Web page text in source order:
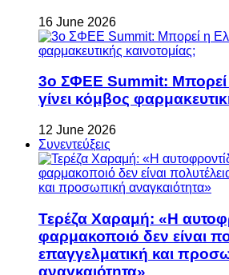
16 June 2026
3ο ΣΦΕΕ Summit:
γίνει κόμβος
12 June 2026
Συνεντεύξεις
Τερέζα Χαραμή: «Η
φαρμακοποιό δεν είναι
επαγγελματική και
αναγκαιότητα»